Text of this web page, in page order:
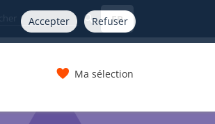
Accepter Refuser
FR
Ma sélection